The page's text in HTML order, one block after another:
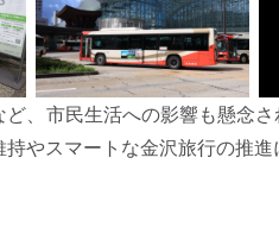
、市民生活への影響も懸念
やスマートな金沢旅行の推進